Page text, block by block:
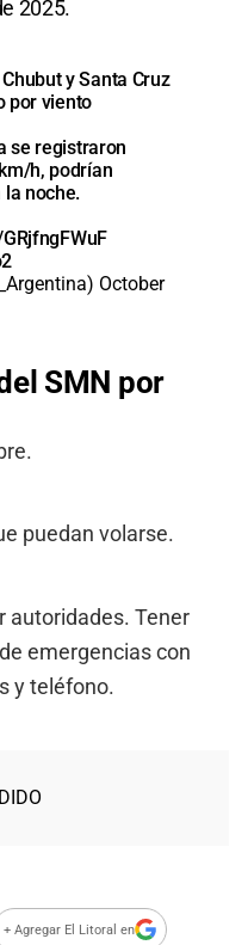
2025.
y Santa Cruz
por viento
se registraron
h, podrían
noche.
October
SMN por
puedan volarse.
autoridades. Tener
emergencias con
y teléfono.
+ Agregar El Litoral en